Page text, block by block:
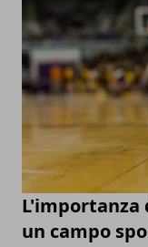
L'importanza
un campo